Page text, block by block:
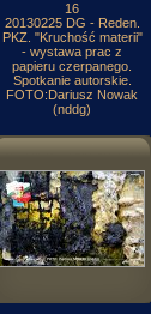
16
20130225 DG - Reden.
PKZ. "Kruchość materii"
- wystawa prac z
papieru czerpanego.
Spotkanie autorskie.
FOTO:Dariusz Nowak
(nddg)